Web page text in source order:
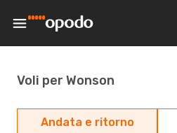
Voli per Wonson
Andata e ritorno